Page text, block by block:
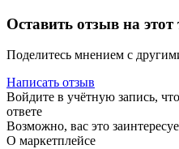
Оставить отзыв на этот
Поделитесь мнением с
Написать отзыв
Войдите в учётную запись,
ответе
Возможно, вас это
О маркетплейсе